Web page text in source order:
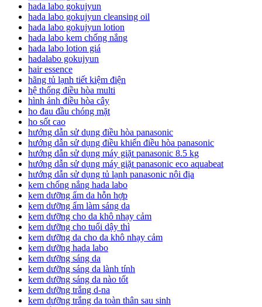
hada labo gokujyun
hada labo gokujyun cleansing oil
hada labo gokujyun lotion
hada labo kem chống nắng
hada labo lotion giá
hadalabo gokujyun
hair essence
hãng tủ lạnh tiết kiệm điện
hệ thống điều hòa multi
hình ảnh điều hòa cây
ho đau đầu chóng mặt
ho sốt cao
hướng dẫn sử dụng điều hòa panasonic
hướng dẫn sử dụng điều khiển điều hòa panasonic
hướng dẫn sử dụng máy giặt panasonic 8.5 kg
hướng dẫn sử dụng máy giặt panasonic eco aquabeat
hướng dẫn sử dụng tủ lạnh panasonic nội địa
kem chống nắng hada labo
kem dưỡng ẩm da hỗn hợp
kem dưỡng ẩm làm sáng da
kem dưỡng cho da khô nhạy cảm
kem dưỡng cho tuổi dậy thì
kem dưỡng da cho da khô nhạy cảm
kem dưỡng hada labo
kem dưỡng sáng da
kem dưỡng sáng da lành tính
kem dưỡng sáng da nào tốt
kem dưỡng trắng d-na
kem dưỡng trắng da toàn thân sau sinh